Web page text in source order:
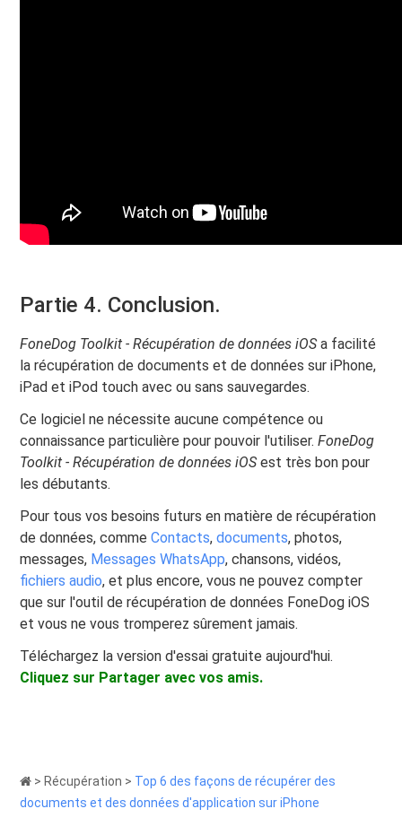
Partie 4. Conclusion.
FoneDog Toolkit - Récupération de données iOSa facilité
la récupération de documents et de données sur iPhone,
iPad et iPod touch avec ou sans sauvegardes.
Ce logiciel ne nécessite aucune compétence ou
connaissance particulière pour pouvoir l'utiliser.FoneDog
Toolkit - Récupération de données iOSest très bon pour
les débutants.
Pour tous vos besoins futurs en matière de récupération
de données, commeContacts,documents, photos,
messages, Messages WhatsApp, chansons, vidéos,
fichiers audio, et plus encore, vous ne pouvez compter
que sur l'outil de récupération de données FoneDog iOS
et vous ne vous tromperez sûrement jamais.
Téléchargez la version d'essai gratuite aujourd'hui.
Cliquez sur Partager avec vos amis.
> Récupération > Top 6 des façons de récupérer des
documents et des données d'application sur iPhone